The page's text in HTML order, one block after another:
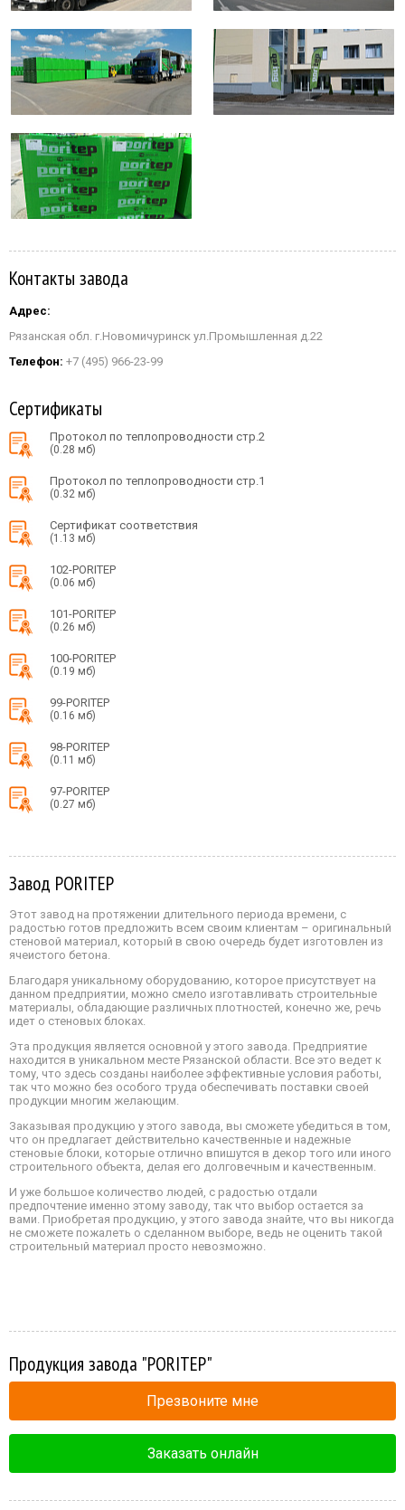
Контакты завода
Адрес:
Рязанская обл. г.Новомичуринск ул.Промышленная д.22
Телефон: +7 (495) 966-23-99
Сертификаты
Протокол по теплопроводности стр.2
(0.28 мб)
Протокол по теплопроводности стр.1
(0.32 мб)
Сертификат соответствия
(1.13 мб)
102-PORITEP
(0.06 мб)
101-PORITEP
(0.26 мб)
100-PORITEP
(0.19 мб)
99-PORITEP
(0.16 мб)
98-PORITEP
(0.11 мб)
97-PORITEP
(0.27 мб)
Завод PORITEP
Этот завод на протяжении длительного периода времени, с
радостью готов предложить всем своим клиентам – оригинальный
стеновой материал, который в свою очередь будет изготовлен из
ячеистого бетона.
Благодаря уникальному оборудованию, которое присутствует на
данном предприятии, можно смело изготавливать строительные
материалы, обладающие различных плотностей, конечно же, речь
идет о стеновых блоках.
Эта продукция является основной у этого завода. Предприятие
находится в уникальном месте Рязанской области. Все это ведет к
тому, что здесь созданы наиболее эффективные условия работы,
так что можно без особого труда обеспечивать поставки своей
продукции многим желающим.
Заказывая продукцию у этого завода, вы сможете убедиться в том,
что он предлагает действительно качественные и надежные
стеновые блоки, которые отлично впишутся в декор того или иного
строительного объекта, делая его долговечным и качественным.
И уже большое количество людей, с радостью отдали
предпочтение именно этому заводу, так что выбор остается за
вами. Приобретая продукцию, у этого завода знайте, что вы никогда
не сможете пожалеть о сделанном выборе, ведь не оценить такой
строительный материал просто невозможно.
Продукция завода "PORITEP"
Презвоните мне
Заказать онлайн